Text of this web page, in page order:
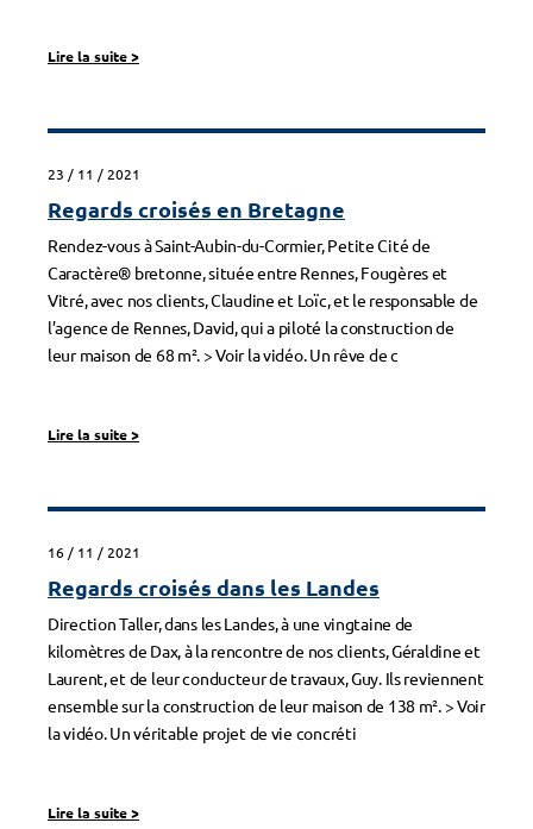
Lire la suite>
23 / 11 / 2021
Regards croisés en Bretagne
Rendez-vous à Saint-Aubin-du-Cormier, Petite Cité de
Caractère® bretonne, située entre Rennes, Fougères et
Vitré, avec nos clients, Claudine et Loïc, et le responsable de
l’agence de Rennes, David, qui a piloté la construction de
leur maison de 68 m². > Voir la vidéo. Un rêve de c
Lire la suite>
16 / 11 / 2021
Regards croisés dans les Landes
Direction Taller, dans les Landes, à une vingtaine de
kilomètres de Dax, à la rencontre de nos clients, Géraldine et
Laurent, et de leur conducteur de travaux, Guy. Ils reviennent
ensemble sur la construction de leur maison de 138 m². > Voir
la vidéo. Un véritable projet de vie concréti
Lire la suite>